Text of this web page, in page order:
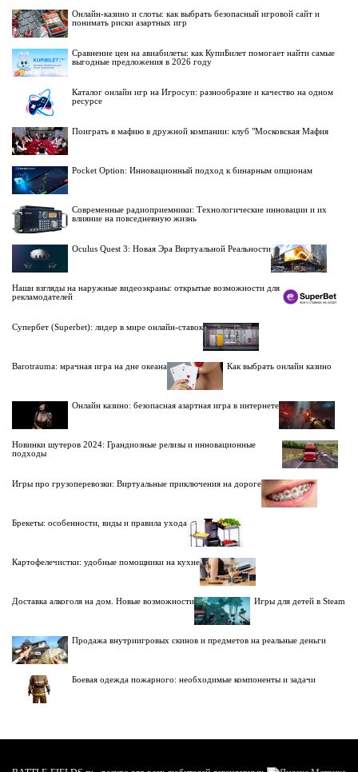
Онлайн-казино и слоты: как выбрать безопасный игровой сайт и
понимать риски азартных игр
Сравнение цен на авиабилеты: как КупиБилет помогает найти самые
выгодные предложения в 2026 году
Каталог онлайн игр на Игросуп: разнообразие и качество на одном
ресурсе
Поиграть в мафию в дружной компании: клуб "Московская Мафия
Pocket Option: Инновационный подход к бинарным опционам
Современные радиоприемники: Технологические инновации и их
влияние на повседневную жизнь
Oculus Quest 3: Новая Эра Виртуальной Реальности
Наши взгляды на наружные видеоэкраны: открытые возможности для
рекламодателей
Супербет (Superbet): лидер в мире онлайн-ставок
Barotrauma: мрачная игра на дне океана Как выбрать онлайн казино
Онлайн казино: безопасная азартная игра в интернете
Новинки шутеров 2024: Грандиозные релизы и инновационные
подходы
Игры про грузоперевозки: Виртуальные приключения на дороге
Брекеты: особенности, виды и правила ухода
Картофелечистки: удобные помощники на кухне
Доставка алкоголя на дом. Новые возможности Игры для детей в Steam
Продажа внутриигровых скинов и предметов на реальные деньги
Боевая одежда пожарного: необходимые компоненты и задачи